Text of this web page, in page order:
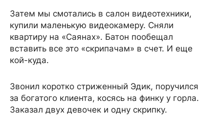
Затем мы смотались в салон видеотехники,
купили маленькую видеокамеру. Сняли
квартиру на «Саянах». Батон пообещал
вставить все это «скрипачам» в счет. И еще
кой-куда.
Звонил коротко стриженный Эдик, поручился
за богатого клиента, косясь на финку у горла.
Заказал двух девочек и одну скрипку.